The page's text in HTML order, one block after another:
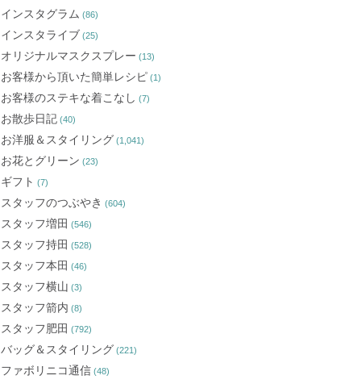
インスタグラム (86)
インスタライブ (25)
オリジナルマスクスプレー (13)
お客様から頂いた簡単レシピ (1)
お客様のステキな着こなし (7)
お散歩日記 (40)
お洋服＆スタイリング (1,041)
お花とグリーン (23)
ギフト (7)
スタッフのつぶやき (604)
スタッフ増田 (546)
スタッフ持田 (528)
スタッフ本田 (46)
スタッフ横山 (3)
スタッフ箭内 (8)
スタッフ肥田 (792)
バッグ＆スタイリング (221)
ファボリニコ通信 (48)